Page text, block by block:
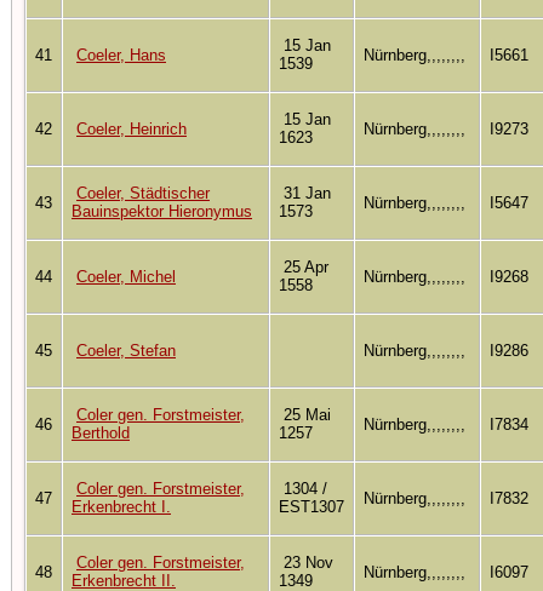
41 Coeler, Hans
15 Jan
1539
Nürnberg,,,,,,,, I5661
42 Coeler, Heinrich
15 Jan
1623
Nürnberg,,,,,,,, I9273
43
Coeler, Städtischer
Bauinspektor Hieronymus
31 Jan
1573
Nürnberg,,,,,,,, I5647
44 Coeler, Michel
25 Apr
1558
Nürnberg,,,,,,,, I9268
45 Coeler, Stefan Nürnberg,,,,,,,, I9286
46
Coler gen. Forstmeister,
Berthold
25 Mai
1257
Nürnberg,,,,,,,, I7834
47
Coler gen. Forstmeister,
Erkenbrecht I.
1304 /
EST1307
Nürnberg,,,,,,,, I7832
48
Coler gen. Forstmeister,
Erkenbrecht II.
23 Nov
1349
Nürnberg,,,,,,,, I6097